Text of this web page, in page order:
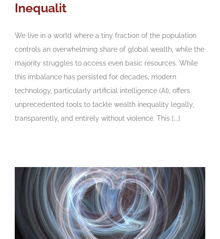
Inequalit
We live in a world where a tiny fraction of the population
controls an overwhelming share of global wealth, while the
majority struggles to access even basic resources. While
this imbalance has persisted for decades, modern
technology, particularly artificial intelligence (AI), offers
unprecedented tools to tackle wealth inequality legally,
transparently, and entirely without violence. This [...]